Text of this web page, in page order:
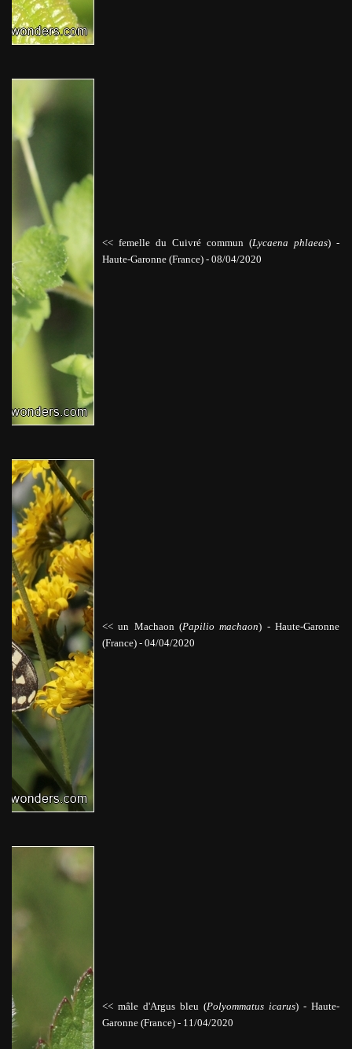
<< femelle du Cuivré commun (Lycaena phlaeas) -
Haute-Garonne (France) - 08/04/2020
<< un Machaon (Papilio machaon) -Haute-Garonne
(France) - 04/04/2020
<< mâle d'Argus bleu (Polyommatus icarus) - Haute-
Garonne (France) - 11/04/2020